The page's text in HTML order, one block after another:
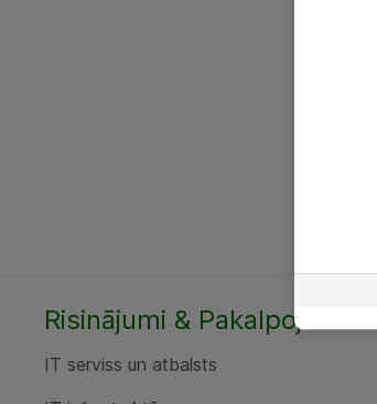
Risinājumi & Pakalpojumi
IT serviss un atbalsts